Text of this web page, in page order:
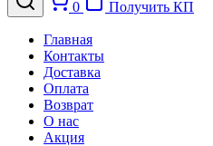
0 Получить КП
Главная
Контакты
Доставка
Оплата
Возврат
О нас
Акция